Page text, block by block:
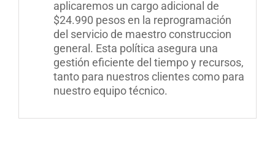
aplicaremos un cargo adicional de
$24.990 pesos en la reprogramación
del servicio de maestro construccion
general. Esta política asegura una
gestión eficiente del tiempo y recursos,
tanto para nuestros clientes como para
nuestro equipo técnico.